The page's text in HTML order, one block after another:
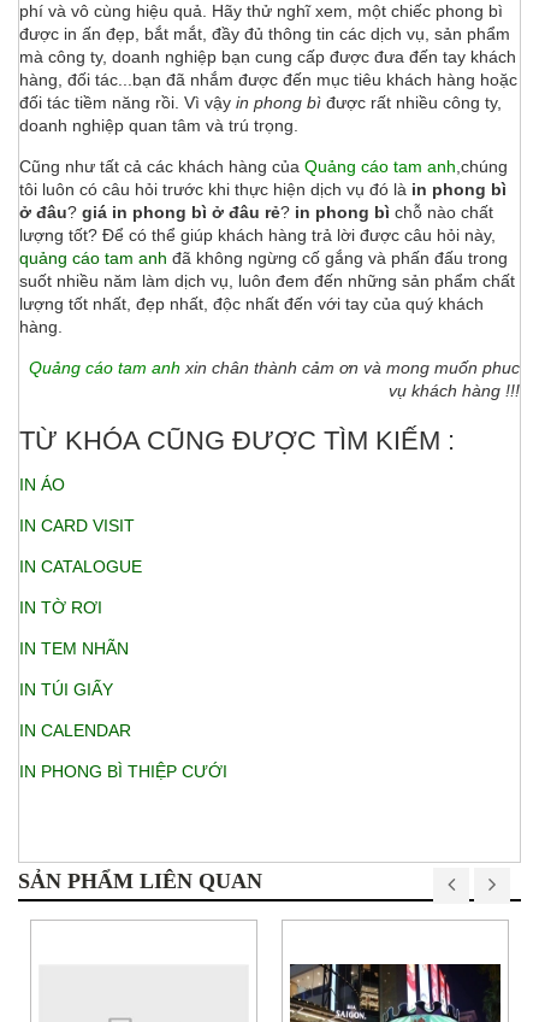
phí và vô cùng hiệu quả. Hãy thử nghĩ xem, một chiếc phong bì
được in ấn đẹp, bắt mắt, đầy đủ thông tin các dịch vụ, sản phẩm
mà công ty, doanh nghiệp bạn cung cấp được đưa đến tay khách
hàng, đối tác...bạn đã nhắm được đến mục tiêu khách hàng hoặc
đối tác tiềm năng rồi. Vì vậy in phong bì được rất nhiều công ty,
doanh nghiệp quan tâm và trú trọng.
Cũng như tất cả các khách hàng của Quảng cáo tam anh ,chúng
tôi luôn có câu hỏi trước khi thực hiện dịch vụ đó là in phong bì
ở đâu? giá in phong bì ở đâu rẻ? in phong bì chỗ nào chất
lượng tốt? Để có thể giúp khách hàng trả lời được câu hỏi này,
quảng cáo tam anh đã không ngừng cố gắng và phấn đấu trong
suốt nhiều năm làm dịch vụ, luôn đem đến những sản phẩm chất
lượng tốt nhất, đẹp nhất, độc nhất đến với tay của quý khách
hàng.
Quảng cáo tam anh xin chân thành cảm ơn và mong muốn phuc
vụ khách hàng !!!
TỪ KHÓA CŨNG ĐƯỢC TÌM KIẾM :
IN ÁO
IN CARD VISIT
IN CATALOGUE
IN TỜ RƠI
IN TEM NHÃN
IN TÚI GIẤY
IN CALENDAR
IN PHONG BÌ THIỆP CƯỚI
SẢN PHẨM LIÊN QUAN